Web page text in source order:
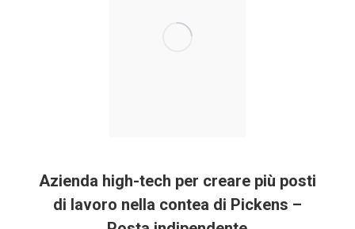
Azienda high-tech per creare più posti
di lavoro nella contea di Pickens –